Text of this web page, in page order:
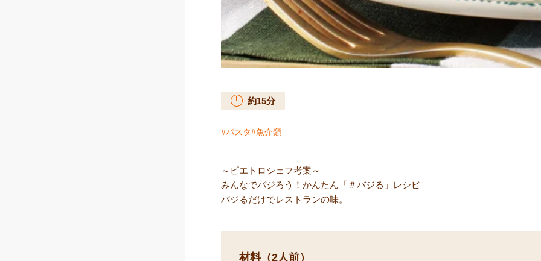
約15分
パスタ 魚介類
～ピエトロシェフ考案～
みんなでバジろう！かんたん「＃バジる」レシピ
バジるだけでレストランの味。
材料（2人前）